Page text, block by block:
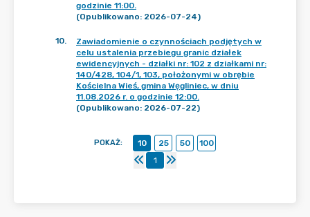
godzinie 11:00.
(Opublikowano: 2026-07-24)
10.
Zawiadomienie o czynnościach podjętych w
celu ustalenia przebiegu granic działek
ewidencyjnych - działki nr: 102 z działkami nr:
140/428, 104/1, 103, położonymi w obrębie
Kościelna Wieś, gmina Węgliniec, w dniu
11.08.2026 r. o godzinie 12:00.
(Opublikowano: 2026-07-22)
POKAŻ: 10 25 50
100
1